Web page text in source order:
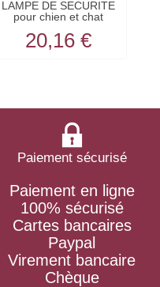
LAMPE DE SECURITE
pour chien et chat
20,16 €
Paiement sécurisé
Paiement en ligne
100% sécurisé
Cartes bancaires
Paypal
Virement bancaire
Chèque